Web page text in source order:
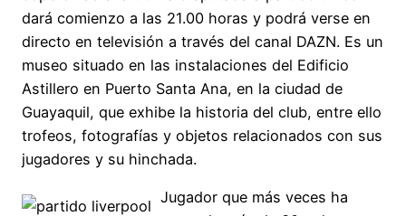
dará comienzo a las 21.00 horas y podrá verse en
directo en televisión a través del canal DAZN. Es un
museo situado en las instalaciones del Edificio
Astillero en Puerto Santa Ana, en la ciudad de
Guayaquil, que exhibe la historia del club, entre ello
trofeos, fotografías y objetos relacionados con sus
jugadores y su hinchada.
Jugador que más veces ha